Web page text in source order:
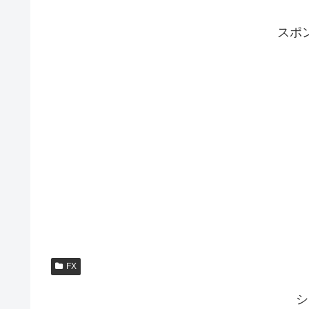
スポ
FX